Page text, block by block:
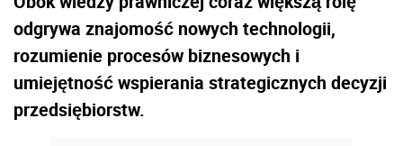
odgrywa znajomość nowych technologii,
rozumienie procesów biznesowych i
umiejętność wspierania strategicznych decyzji
przedsiębiorstw.